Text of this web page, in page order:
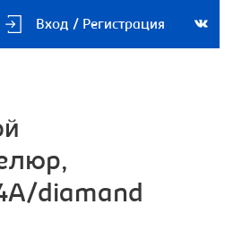
Вход / Регистрация
diamand